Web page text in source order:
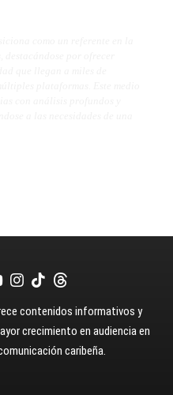
contenidos informativos y
crecimiento en audiencia en
caribeña.